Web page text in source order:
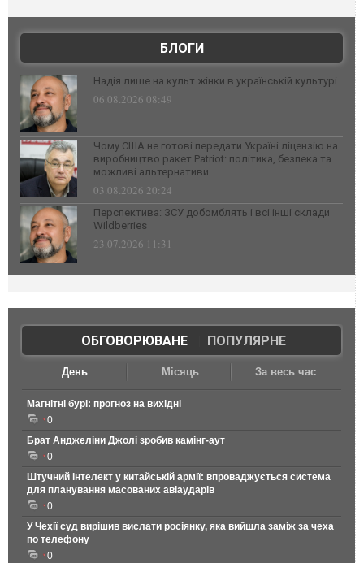
БЛОГИ
Надія лише на культ жінки в українській культурі
06.08.2026 08:49
Чому США не готові передати Україні ліцензію на
виробництво ракет Patriot: політика, безпека та
можливі альтернативи
03.08.2026 20:24
Перспектива: ЗСУ добомблять і всі інші склади
Wildberries
23.07.2026 11:31
ОБГОВОРЮВАНЕ| ПОПУЛЯРНЕ
День Місяць За весь час
Магнітні бурі: прогноз на вихідні
0
Брат Анджеліни Джолі зробив камінг-аут
0
Штучний інтелект у китайській армії: впроваджується система
для планування масованих авіаударів
0
У Чехії суд вирішив вислати росіянку, яка вийшла заміж за чеха
по телефону
0